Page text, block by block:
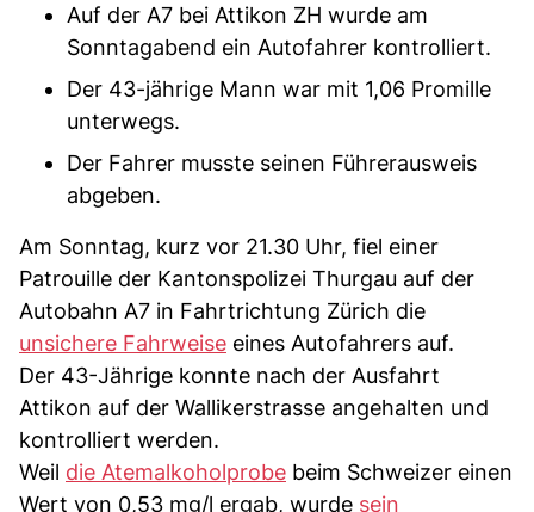
Auf der A7 bei Attikon ZH wurde am
Sonntagabend ein Autofahrer kontrolliert.
Der 43-jährige Mann war mit 1,06 Promille
unterwegs.
Der Fahrer musste seinen Führerausweis
abgeben.
Am Sonntag, kurz vor 21.30 Uhr, fiel einer
Patrouille der Kantonspolizei Thurgau auf der
Autobahn A7 in Fahrtrichtung Zürich die
unsichere Fahrweise eines Autofahrers auf.
Der 43-Jährige konnte nach der Ausfahrt
Attikon auf der Wallikerstrasse angehalten und
kontrolliert werden.
Weil die Atemalkoholprobe beim Schweizer einen
Wert von 0,53 mg/l ergab, wurde sein